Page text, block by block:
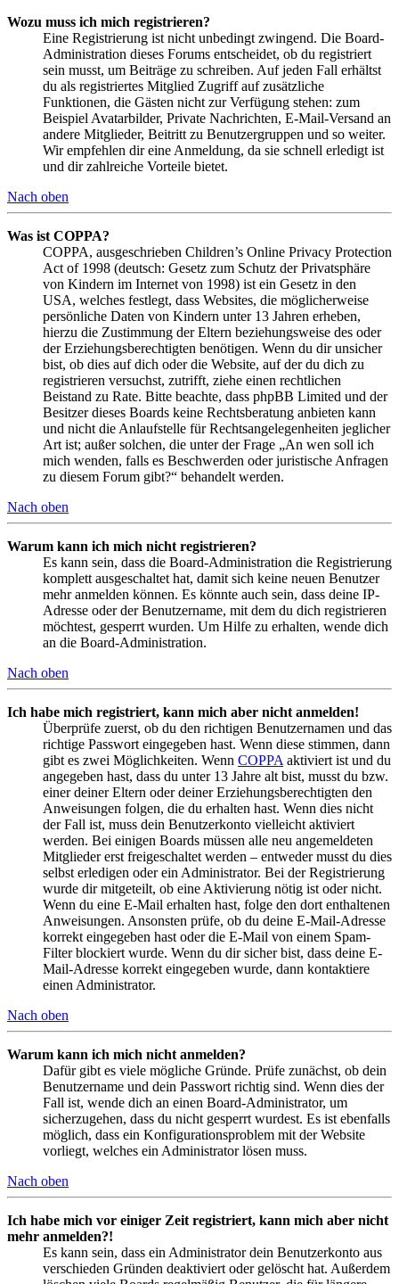
Wozu muss ich mich registrieren?
Eine Registrierung ist nicht unbedingt zwingend. Die Board-
Administration dieses Forums entscheidet, ob du registriert
sein musst, um Beiträge zu schreiben. Auf jeden Fall erhältst
du als registriertes Mitglied Zugriff auf zusätzliche
Funktionen, die Gästen nicht zur Verfügung stehen: zum
Beispiel Avatarbilder, Private Nachrichten, E-Mail-Versand an
andere Mitglieder, Beitritt zu Benutzergruppen und so weiter.
Wir empfehlen dir eine Anmeldung, da sie schnell erledigt ist
und dir zahlreiche Vorteile bietet.
Nach oben
Was ist COPPA?
COPPA, ausgeschrieben Children’s Online Privacy Protection
Act of 1998 (deutsch: Gesetz zum Schutz der Privatsphäre
von Kindern im Internet von 1998) ist ein Gesetz in den
USA, welches festlegt, dass Websites, die möglicherweise
persönliche Daten von Kindern unter 13 Jahren erheben,
hierzu die Zustimmung der Eltern beziehungsweise des oder
der Erziehungsberechtigten benötigen. Wenn du dir unsicher
bist, ob dies auf dich oder die Website, auf der du dich zu
registrieren versuchst, zutrifft, ziehe einen rechtlichen
Beistand zu Rate. Bitte beachte, dass phpBB Limited und der
Besitzer dieses Boards keine Rechtsberatung anbieten kann
und nicht die Anlaufstelle für Rechtsangelegenheiten jeglicher
Art ist; außer solchen, die unter der Frage „An wen soll ich
mich wenden, falls es Beschwerden oder juristische Anfragen
zu diesem Forum gibt?“ behandelt werden.
Nach oben
Warum kann ich mich nicht registrieren?
Es kann sein, dass die Board-Administration die Registrierung
komplett ausgeschaltet hat, damit sich keine neuen Benutzer
mehr anmelden können. Es könnte auch sein, dass deine IP-
Adresse oder der Benutzername, mit dem du dich registrieren
möchtest, gesperrt wurden. Um Hilfe zu erhalten, wende dich
an die Board-Administration.
Nach oben
Ich habe mich registriert, kann mich aber nicht anmelden!
Überprüfe zuerst, ob du den richtigen Benutzernamen und das
richtige Passwort eingegeben hast. Wenn diese stimmen, dann
gibt es zwei Möglichkeiten. Wenn COPPA aktiviert ist und du
angegeben hast, dass du unter 13 Jahre alt bist, musst du bzw.
einer deiner Eltern oder deiner Erziehungsberechtigten den
Anweisungen folgen, die du erhalten hast. Wenn dies nicht
der Fall ist, muss dein Benutzerkonto vielleicht aktiviert
werden. Bei einigen Boards müssen alle neu angemeldeten
Mitglieder erst freigeschaltet werden – entweder musst du dies
selbst erledigen oder ein Administrator. Bei der Registrierung
wurde dir mitgeteilt, ob eine Aktivierung nötig ist oder nicht.
Wenn du eine E-Mail erhalten hast, folge den dort enthaltenen
Anweisungen. Ansonsten prüfe, ob du deine E-Mail-Adresse
korrekt eingegeben hast oder die E-Mail von einem Spam-
Filter blockiert wurde. Wenn du dir sicher bist, dass deine E-
Mail-Adresse korrekt eingegeben wurde, dann kontaktiere
einen Administrator.
Nach oben
Warum kann ich mich nicht anmelden?
Dafür gibt es viele mögliche Gründe. Prüfe zunächst, ob dein
Benutzername und dein Passwort richtig sind. Wenn dies der
Fall ist, wende dich an einen Board-Administrator, um
sicherzugehen, dass du nicht gesperrt wurdest. Es ist ebenfalls
möglich, dass ein Konfigurationsproblem mit der Website
vorliegt, welches ein Administrator lösen muss.
Nach oben
Ich habe mich vor einiger Zeit registriert, kann mich aber nicht
mehr anmelden?!
Es kann sein, dass ein Administrator dein Benutzerkonto aus
verschieden Gründen deaktiviert oder gelöscht hat. Außerdem